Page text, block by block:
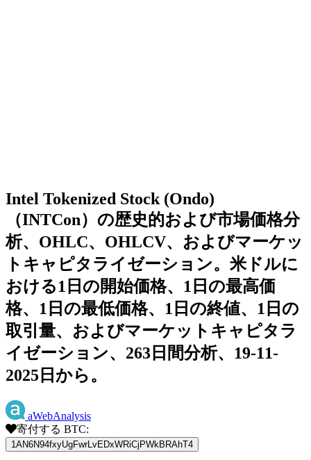
Intel Tokenized Stock (Ondo)
（INTCon）の歴史的および市場価格分
析、OHLC、OHLCV、およびマーケッ
トキャピタライゼーション。米ドルに
おける1日の開始価格、1日の最高価
格、1日の最低価格、1日の終値、1日の
取引量、およびマーケットキャピタラ
イゼーション、263日間分析、19-11-
2025日から。
aWebAnalysis
寄付する BTC:
1AN6N94fxyUgFwrLvEDxWRiCjPWkBRAhT4